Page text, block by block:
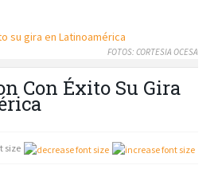
FOTOS: CORTESIA OCESA
Con Éxito Su Gira
size